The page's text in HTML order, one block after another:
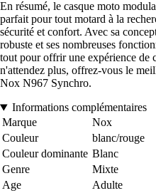
En résumé, le casque moto
parfait pour tout motard à la
sécurité et confort. Avec sa
robuste et ses nombreuses
tout pour offrir une expérience de
n'attendez plus, offrez-vous le
Nox N967 Synchro.
Informations complémentaires
Marque
Nox
Couleur
blanc/rouge
Couleur dominante Blanc
Genre
Mixte
Age
Adulte